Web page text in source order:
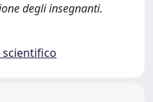
degli insegnanti.